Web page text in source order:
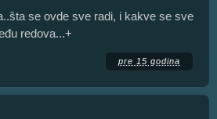
se ovde sve radi, i kakve se sve
redova...+
pre 15 godina